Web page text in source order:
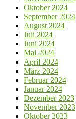
Oktober 2024
September 2024
August 2024
Juli 2024
Juni 2024
Mai 2024
April 2024
März 2024
Februar 2024
Januar 2024
Dezember 2023
November 2023
Oktober 2023